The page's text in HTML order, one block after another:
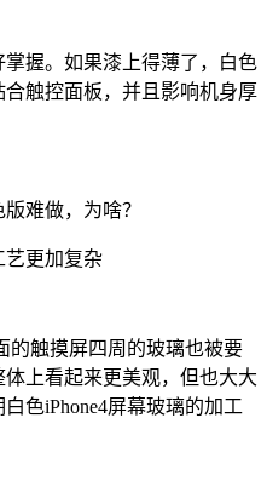
握。如果漆上得薄了，白色
触控面板，并且影响机身厚
更加复杂
的触摸屏四周的玻璃也被要
上看起来更美观，但也大大
色iPhone4屏幕玻璃的加工